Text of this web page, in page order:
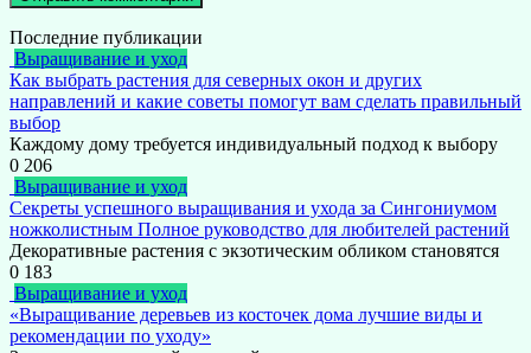
Последние публикации
Выращивание и уход
Как выбрать растения для северных окон и других
направлений и какие советы помогут вам сделать правильный
выбор
Каждому дому требуется индивидуальный подход к выбору
0 206
Выращивание и уход
Секреты успешного выращивания и ухода за Сингониумом
ножколистным Полное руководство для любителей растений
Декоративные растения с экзотическим обликом становятся
0 183
Выращивание и уход
«Выращивание деревьев из косточек дома лучшие виды и
рекомендации по уходу»